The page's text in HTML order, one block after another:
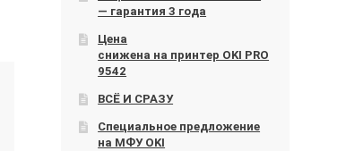
— гарантия 3 года
Цена
снижена на принтер OKI PRO
9542
ВСЁ И СРАЗУ
Специальное предложение
на МФУ OKI